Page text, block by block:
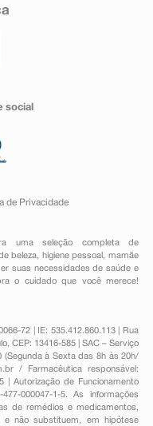
social
de Privacidade
uma seleção completa de
beleza, higiene pessoal ,mamãe
suas necessidades de saúde e
o cuidado que você merece!
72 | IE: 535.412.860.113 | Rua
CEP: 13416-585 | SAC – Serviço
(Segunda à Sexta das 8h às 20h/
/ Farmacêutica responsável:
| Autorização de Funcionamento
000047-1-5. As informações
de remédios e medicamentos,
e não substituem, em hipótese